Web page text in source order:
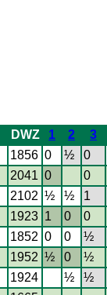
DWZ 1 2 3
1856 0 ½ 0
2041 0 0
2102 ½ ½ 1
1923 1 0 0
1852 0 0 ½
1952 ½ 0 ½
1924 ½ ½